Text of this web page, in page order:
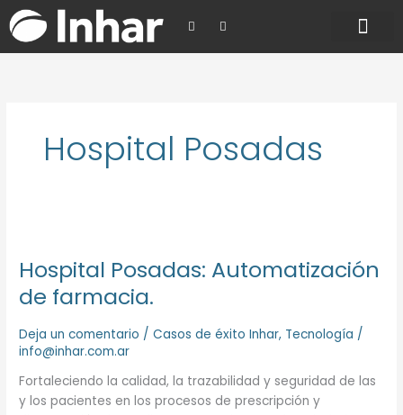
al
contenido
F
a
e
L
i
k
Hospital Posadas
Hospital Posadas: Automatización
de farmacia.
Deja un comentario /Casos de éxito Inhar, Tecnología /
info@inhar.com.ar
Fortaleciendo la calidad, la trazabilidad y seguridad de las
y los pacientes en los procesos de prescripción y
Automatización
de
farmacia.